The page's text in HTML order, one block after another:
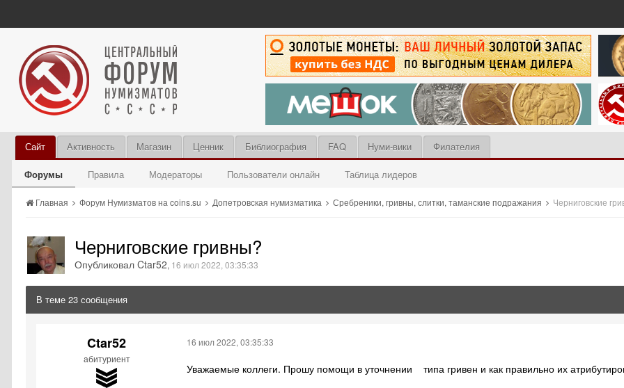
Сайт
Форумы Правила Модераторы Пользователи онлайн Таблица лидеров
Активность Магазин Ценник Библиография FAQ Нуми-вики Филателия
Главная Форум Нумизматов на coins.su Допетровская нумизматика Сребреники, гривны, слитки, таманские подражания Черниговские
Черниговские гривны?
Опубликовал Ctar52, 16 июл 2022, 03:35:33
В теме 23 сообщения
Ctar52
абитуриент
16 июл 2022, 03:35:33
Уважаемые коллеги. Прошу помощи в уточнении типа гривен и как правильно их